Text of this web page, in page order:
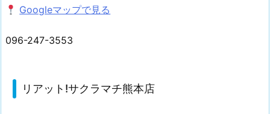
Googleマップで見る
096-247-3553
リアット!サクラマチ熊本店